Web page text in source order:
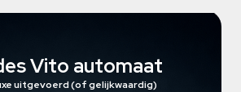
Vito automaat
uitgevoerd (of gelijkwaardig)